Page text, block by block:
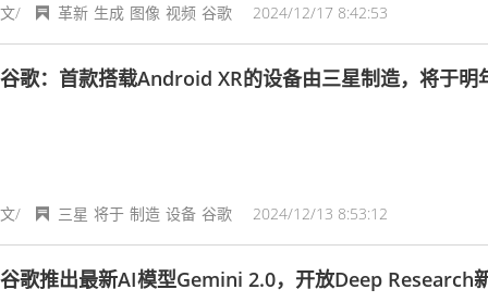
文/ 2024/12/17 8:42:53
革新 生成 图像 视频 谷歌
谷歌：首款搭载Android XR的设备由三星制造，将于明
文/ 2024/12/13 8:53:12
三星 将于 制造 设备 谷歌
谷歌推出最新AI模型Gemini 2.0，开放Deep Research